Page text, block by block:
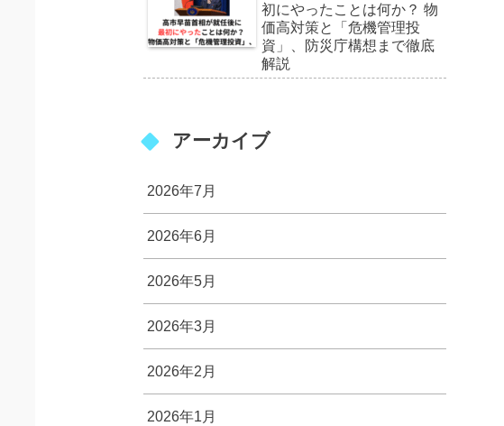
初にやったことは何か？ 物
価高対策と「危機管理投
資」、防災庁構想まで徹底
解説
アーカイブ
2026年7月
2026年6月
2026年5月
2026年3月
2026年2月
2026年1月